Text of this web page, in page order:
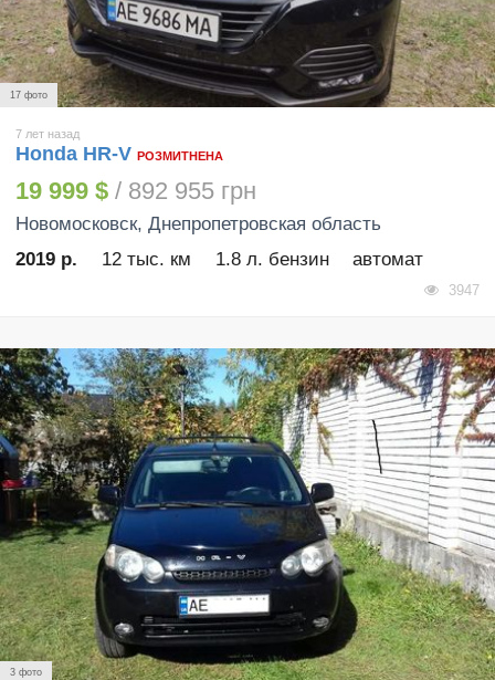
17 фото
7 лет назад
Honda HR-V РОЗМИТНЕНА
19 999 $ / 892 955 грн
Новомосковск, Днепропетровская область
2019 р.
12 тыс. км 1.8 л. бензин автомат
3947
3 фото